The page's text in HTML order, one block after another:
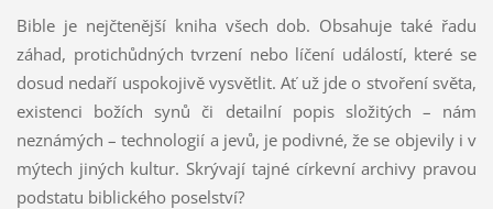
Bible je nejčtenější kniha všech dob. Obsahuje také řadu
záhad, protichůdných tvrzení nebo líčení událostí, které se
dosud nedaří uspokojivě vysvětlit. Ať už jde o stvoření světa,
existenci božích synů či detailní popis složitých – nám
neznámých – technologií a jevů, je podivné, že se objevily i v
mýtech jiných kultur. Skrývají tajné církevní archivy pravou
podstatu biblického poselství?